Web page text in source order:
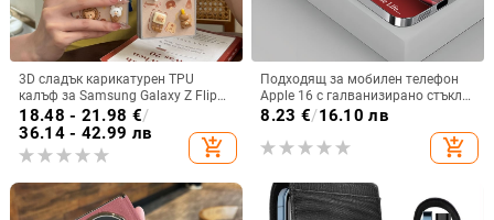
3D сладък карикатурен TPU
калъф за Samsung Galaxy Z Flip
6/3/4, защита срещу изпускане,
корейски стил
18.48 - 21.98 €/
36.14 - 42.99 лв
add_shopping_cart
Подходящ за мобилен телефон
Apple 16 с галванизирано стъкло
и ослепителна течаща светлина,
семпъл iPhone 17 Pro, модерен и
лек луксозен 14 Plus.
8.23 €/16.10 лв
add_shopping_cart